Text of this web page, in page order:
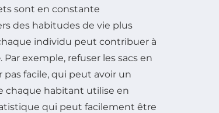
sont en constante
des habitudes de vie plus
individu peut contribuer à
. Par exemple, refuser les sacs en
facile, qui peut avoir un
chaque habitant utilise en
qui peut facilement être